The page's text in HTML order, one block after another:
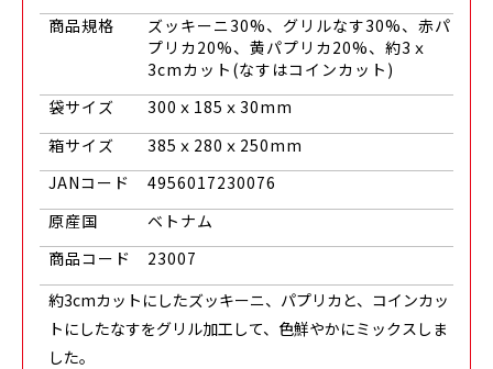
商品規格
ズッキーニ30%、グリルなす30%、赤パ
プリカ20%、黄パプリカ20%、約3ｘ
3cmカット(なすはコインカット)
袋サイズ
300ｘ185ｘ30mm
箱サイズ
385ｘ280ｘ250mm
JANコード
4956017230076
原産国
ベトナム
商品コード
23007
約3cmカットにしたズッキーニ、パプリカと、コインカッ
トにしたなすをグリル加工して、色鮮やかにミックスしま
した。